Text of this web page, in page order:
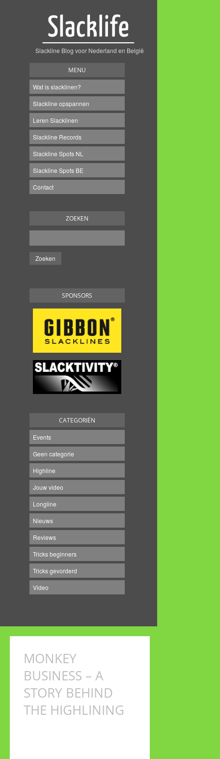
Slackline Blog voor Nederland en België
MENU
Wat is slacklinen?
Slackline opspannen
Leren Slacklinen
Slackline Records
Slackline Spots NL
Slackline Spots BE
Contact
ZOEKEN
SPONSORS
CATEGORIËN
Events
Geen categorie
Highline
Jouw video
Longline
Nieuws
Reviews
Tricks beginners
Tricks gevorderd
Video
MONKEY
BUSINESS – A
STORY BEHIND
THE HIGHLINING